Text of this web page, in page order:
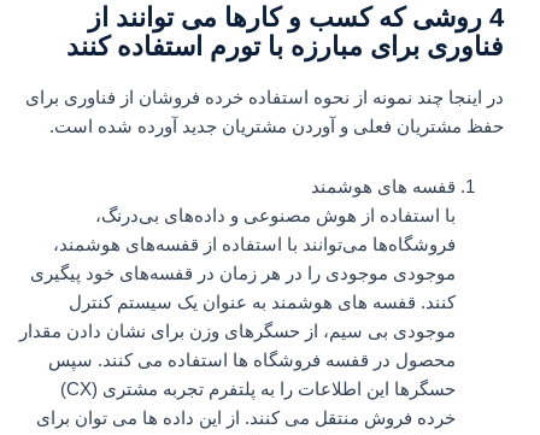
4 روشی که کسب و کارها می توانند از
فناوری برای مبارزه با تورم استفاده کنند
در اینجا چند نمونه از نحوه استفاده خرده فروشان از فناوری برای
حفظ مشتریان فعلی و آوردن مشتریان جدید آورده شده است.
قفسه های هوشمند
با استفاده از هوش مصنوعی و داده‌های بی‌درنگ،
فروشگاه‌ها می‌توانند با استفاده از قفسه‌های هوشمند،
موجودی موجودی را در هر زمان در قفسه‌های خود پیگیری
کنند. قفسه های هوشمند به عنوان یک سیستم کنترل
موجودی بی سیم، از حسگرهای وزن برای نشان دادن مقدار
محصول در قفسه فروشگاه ها استفاده می کنند. سپس
حسگرها این اطلاعات را به پلتفرم تجربه مشتری (CX)
خرده فروش منتقل می کنند. از این داده ها می توان برای